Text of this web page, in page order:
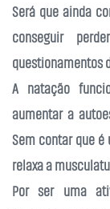
Será que ainda
conseguir
questionamentos
A natação
aumentar a
Sem contar que é
relaxa a
Por ser uma